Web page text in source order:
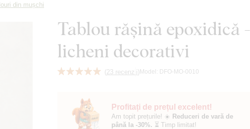
din mușchi
Tablou rășină epoxidică
licheni decorativi
(23 recenzii) Model: DFO-MO-0010
Profitați de prețul excelent!
Am topit prețurile! ☀️ Reduceri de vară de
până la -30%. ⏳ Timp limitat!